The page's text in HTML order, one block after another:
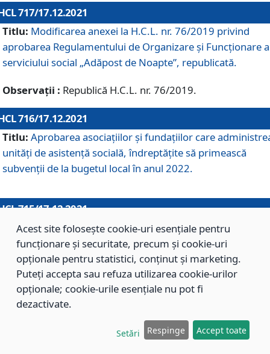
717/17.12.2021
Titlu: Modificarea anexei la H.C.L. nr. 76/2019 privind
aprobarea Regulamentului de Organizare şi Funcționare
serviciului social „Adăpost de Noapte”, republicată.
Observații : Republică H.C.L. nr. 76/2019.
716/17.12.2021
Titlu: Aprobarea asociaţiilor şi fundaţiilor care
unităţi de asistenţă socială, îndreptăţite să primească
subvenţii de la bugetul local în anul 2022.
715/17.12.2021
Titlu: Aprobarea Planului de acţiuni sau lucrări de interes
local pentru anul 2022.
714/17.12.2021
Titlu: Modificarea Anexei la H.C.L. nr. 709/2020 privind
aprobarea Regulamentului de Organizare şi Funcţionare
Direcţiei de Asistenţă Socială Braşov.
Acest site folosește cookie-uri esențiale pentru
funcționare și securitate, precum și cookie-uri
opționale pentru statistici, conținut și marketing.
Puteți accepta sau refuza utilizarea cookie-urilor
opționale; cookie-urile esențiale nu pot fi
dezactivate.
Setări Respinge Accept toate